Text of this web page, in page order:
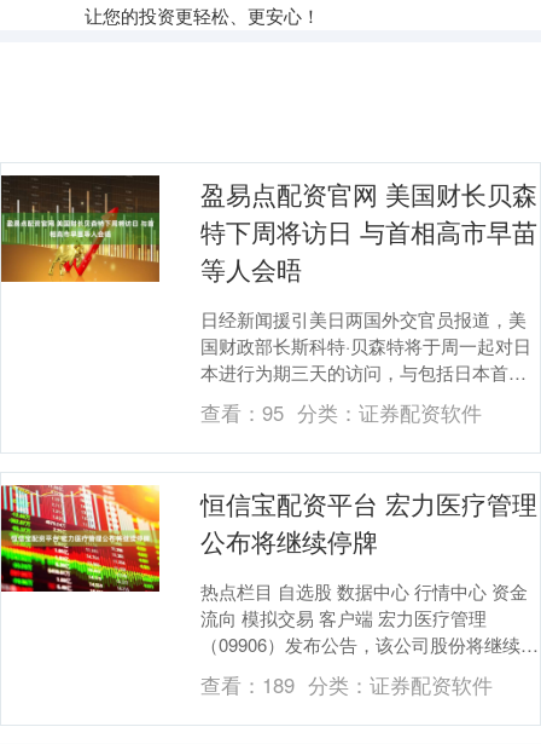
让您的投资更轻松、更安心！
盈易点配资官网 美国财长贝森
特下周将访日 与首相高市早苗
等人会晤
日经新闻援引美日两国外交官员报道，美
国财政部长斯科特·贝森特将于周一起对日
本进行为期三天的访问，与包括日本首相
高市早苗在内的高级官员会面，讨论遏制
投机性抛售日元....
查看：95 分类： 证券配资软件
恒信宝配资平台 宏力医疗管理
公布将继续停牌
热点栏目 自选股 数据中心 行情中心 资金
流向 模拟交易 客户端 宏力医疗管理
（09906）发布公告，该公司股份将继续停
止买卖，直至另行通告为止。 海量资讯、
精....
查看： 189 分类： 证券配资软件